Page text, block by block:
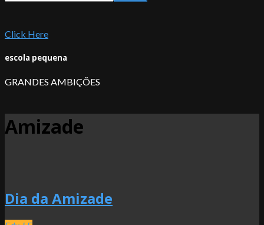
Click Here
escola pequena
GRANDES AMBIÇÕES
Amizade
Dia da Amizade